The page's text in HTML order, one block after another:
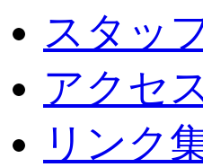
スタッ
アクセ
リンク